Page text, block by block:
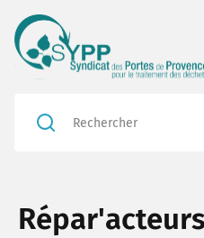
Répar'acteurs